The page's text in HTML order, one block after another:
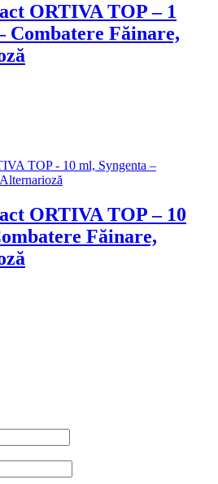
ORTIVA TOP – 1
Combatere Făinare,
ORTIVA TOP – 10
Făinare,